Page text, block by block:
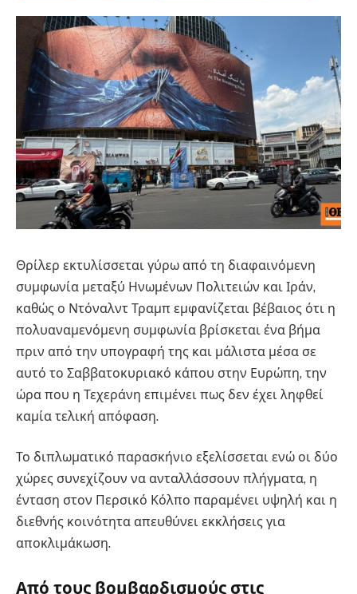
Θρίλερ εκτυλίσσεται γύρω από τη διαφαινόμενη
συμφωνία μεταξύ Ηνωμένων Πολιτειών και Ιράν,
καθώς ο Ντόναλντ Τραμπ εμφανίζεται βέβαιος ότι η
πολυαναμενόμενη συμφωνία βρίσκεται ένα βήμα
πριν από την υπογραφή της και μάλιστα μέσα σε
αυτό το Σαββατοκυριακό κάπου στην Ευρώπη, την
ώρα που η Τεχεράνη επιμένει πως δεν έχει ληφθεί
καμία τελική απόφαση.
Το διπλωματικό παρασκήνιο εξελίσσεται ενώ οι δύο
χώρες συνεχίζουν να ανταλλάσσουν πλήγματα, η
ένταση στον Περσικό Κόλπο παραμένει υψηλή και η
διεθνής κοινότητα απευθύνει εκκλήσεις για
αποκλιμάκωση.
Από τους βομβαρδισμούς στις